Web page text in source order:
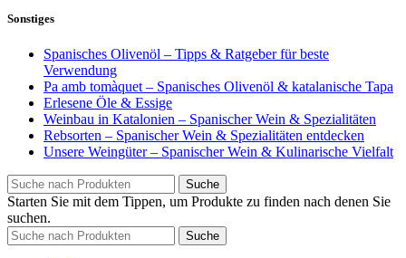
Sonstiges
Spanisches Olivenöl – Tipps & Ratgeber für beste
Verwendung
Pa amb tomàquet – Spanisches Olivenöl & katalanische Tapa
Erlesene Öle & Essige
Weinbau in Katalonien – Spanischer Wein & Spezialitäten
Rebsorten – Spanischer Wein & Spezialitäten entdecken
Unsere Weingüter – Spanischer Wein & Kulinarische Vielfalt
Suche
Starten Sie mit dem Tippen, um Produkte zu finden nach denen Sie
suchen.
Suche